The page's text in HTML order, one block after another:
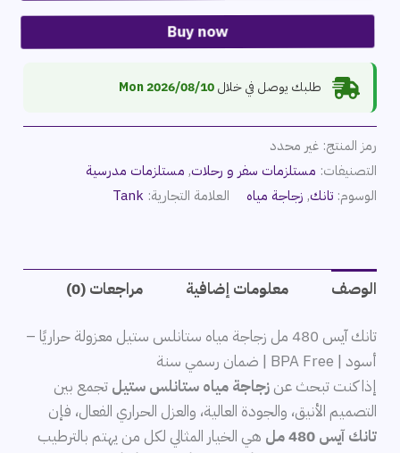
Buy now
طلبك يوصل في خلال2026/08/10 Mon
رمز المنتج:غير محدد
التصنيفات: مستلزمات سفر و رحلات, مستلزمات مدرسية
الوسوم:تانك, زجاجة مياه العلامة التجارية: Tank
الوصف معلومات إضافية مراجعات (0)
تانك آيس 480 مل زجاجة مياه ستانلس ستيل معزولة حراريًا –
أسود | BPA Free | ضمان رسمي سنة
إذا كنت تبحث عنزجاجة مياه ستانلس ستيل تجمع بين
التصميم الأنيق، والجودة العالية، والعزل الحراري الفعال، فإن
تانك آيس 480 مل
هي الخيار المثالي لكل من يهتم بالترطيب